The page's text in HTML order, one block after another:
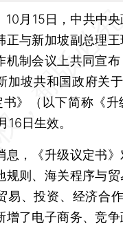
10月15日，中共中央
正与新加坡副总理
机制会议上共同宣
加坡共和国政府关
》（以下简称《升
16日生效。
，《升级议定书》
规则、海关程序与
易、投资、经济合
增了电子商务、竞